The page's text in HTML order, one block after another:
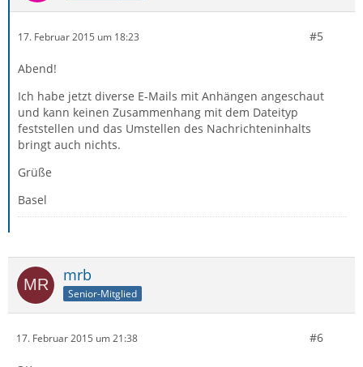
17. Februar 2015 um 18:23 #5
Abend!
Ich habe jetzt diverse E-Mails mit Anhängen angeschaut
und kann keinen Zusammenhang mit dem Dateityp
feststellen und das Umstellen des Nachrichteninhalts
bringt auch nichts.
Grüße
Basel
mrb
Senior-Mitglied
17. Februar 2015 um 21:38 #6